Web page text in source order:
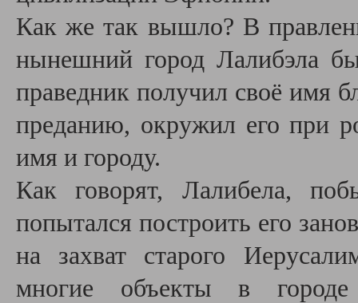
Как же так вышло? В
нынешний город Лалибэла
праведник получил своё имя
преданию, окружил его при
имя и городу.
Как говорят, Лалибела,
попытался построить его
на захват старого
многие объекты в